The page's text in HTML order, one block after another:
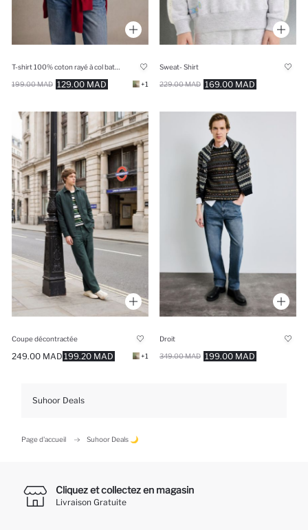
129.00 MAD
199.00 MAD +1
Sweat- Shirt
169.00 MAD
229.00 MAD
Coupe décontractée
199.20 MAD
249.00 MAD +1
Droit
199.00 MAD
349.00 MAD
Suhoor Deals
Page d'accueil Suhoor Deals 🌙
Cliquez et collectez en magasin
Livraison Gratuite